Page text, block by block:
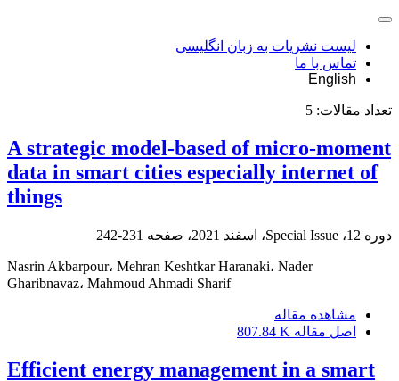
لیست نشریات به زبان انگلیسی
تماس با ما
English
تعداد مقالات: 5
A strategic model-based of micro-moment
data in smart cities especially internet of
things
دوره 12، Special Issue، اسفند 2021، صفحه 231-242
Nasrin Akbarpour، Mehran Keshtkar Haranaki، Nader
Gharibnavaz، Mahmoud Ahmadi Sharif
مشاهده مقاله
اصل مقاله 807.84 K
Efficient energy management in a smart